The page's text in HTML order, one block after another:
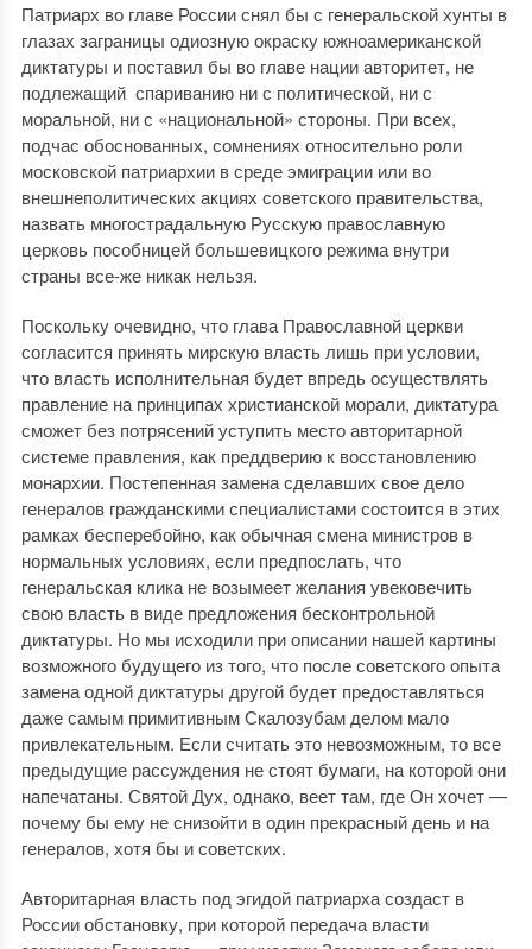
Патриарх во главе России снял бы с генеральской хунты в
глазах заграницы одиозную окраску южноамериканской
диктатуры и поставил бы во главе нации авторитет, не
подлежащий спариванию ни с политической, ни с
моральной, ни с «национальной» стороны. При всех,
подчас обоснованных, сомнениях относительно роли
московской патриархии в среде эмиграции или во
внешнеполитических акциях советского правительства,
назвать многострадальную Русскую православную
церковь пособницей большевицкого режима внутри
страны все-же никак нельзя.
Поскольку очевидно, что глава Православной церкви
согласится принять мирскую власть лишь при условии,
что власть исполнительная будет впредь осуществлять
правление на принципах христианской морали, диктатура
сможет без потрясений уступить место авторитарной
системе правления, как преддверию к восстановлению
монархии. Постепенная замена сделавших свое дело
генералов гражданскими специалистами состоится в этих
рамках бесперебойно, как обычная смена министров в
нормальных условиях, если предпослать, что
генеральская клика не возымеет желания увековечить
свою власть в виде предложения бесконтрольной
диктатуры. Но мы исходили при описании нашей картины
возможного будущего из того, что после советского опыта
замена одной диктатуры другой будет предоставляться
даже самым примитив­ным Скалозубам делом мало
привлекательным. Если считать это невозможным, то все
предыдущие рассуждения не стоят бумаги, на которой они
напечатаны. Святой Дух, однако, веет там, где Он хочет —
почему бы ему не снизойти в один прекрасный день и на
генералов, хотя бы и советских.
Авторитарная власть под эгидой патриарха создаст в
России обстановку, при которой передача власти